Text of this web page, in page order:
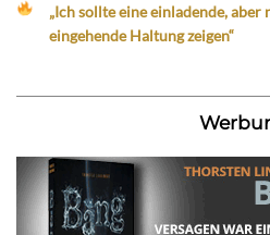
„Ich sollte eine einladende,
eingehende Haltung zeigen“